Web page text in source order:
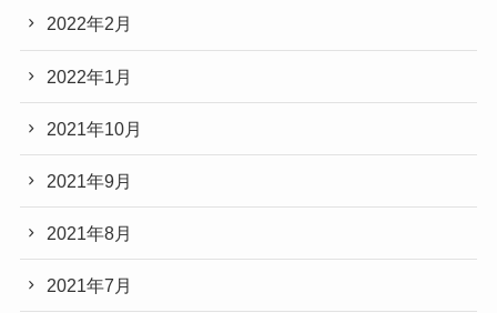
2022年2月
2022年1月
2021年10月
2021年9月
2021年8月
2021年7月